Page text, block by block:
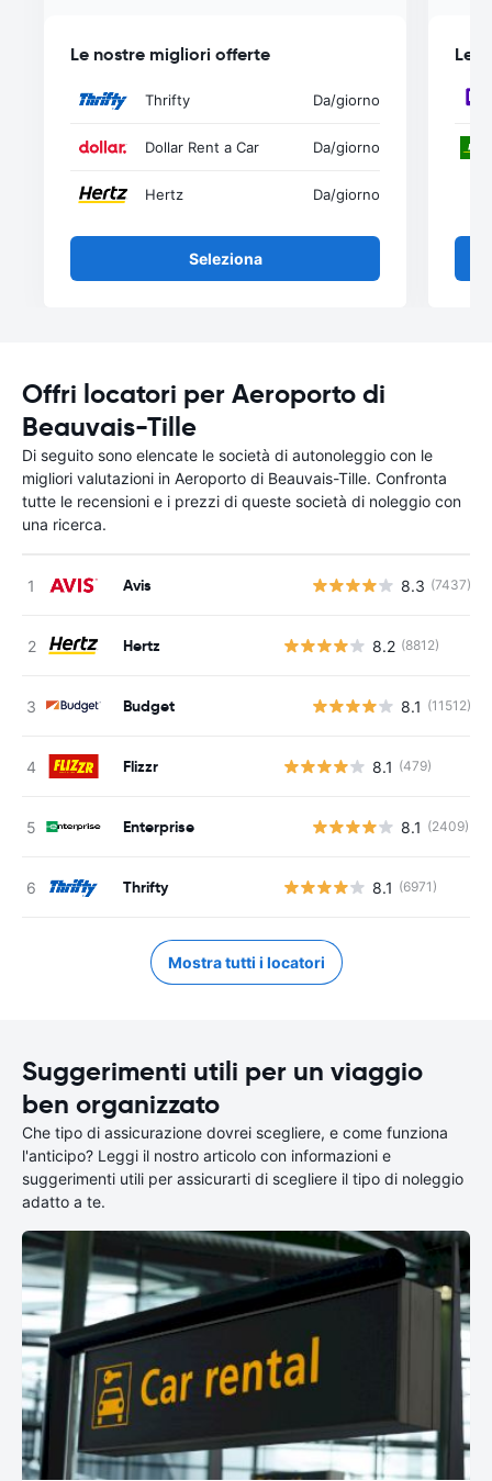
Le nostre migliori offerte
Thrifty Da/giorno
Dollar Rent a Car Da/giorno
Hertz Da/giorno
Seleziona
Le
Offri locatori per Aeroporto di
Beauvais-Tille
Di seguito sono elencate le società di autonoleggio con le
migliori valutazioni in Aeroporto di Beauvais-Tille. Confronta
tutte le recensioni e i prezzi di queste società di noleggio con
una ricerca.
Avis 8.3 (7437)
Hertz 8.2 (8812)
Budget 8.1 (11512)
Flizzr 8.1 (479)
Enterprise 8.1 (2409)
Thrifty 8.1 (6971)
Mostra tutti i locatori
Suggerimenti utili per un viaggio
ben organizzato
Che tipo di assicurazione dovrei scegliere, e come funziona
l'anticipo? Leggi il nostro articolo con informazioni e
suggerimenti utili per assicurarti di scegliere il tipo di noleggio
adatto a te.